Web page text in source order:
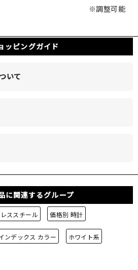
※調整可能
ッピングガイド
いて
に関連するグループ
ススチール 価格別 時計
ンデックス カラー ホワイト系